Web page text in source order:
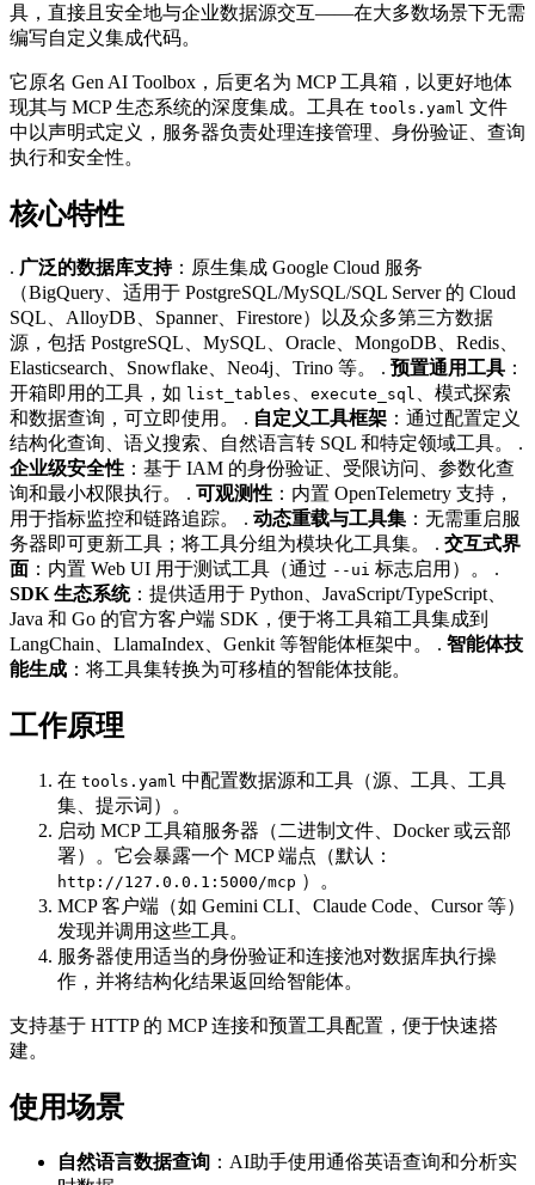
具，直接且安全地与企业数据源交互——在大多数场景下无需
编写自定义集成代码。
它原名 Gen AI Toolbox，后更名为 MCP 工具箱，以更好地体
现其与 MCP 生态系统的深度集成。工具在 tools.yaml 文件
中以声明式定义，服务器负责处理连接管理、身份验证、查询
执行和安全性。
核心特性
. 广泛的数据库支持：原生集成 Google Cloud 服务
（BigQuery、适用于 PostgreSQL/MySQL/SQL Server 的 Cloud
SQL、AlloyDB、Spanner、Firestore）以及众多第三方数据
源，包括 PostgreSQL、MySQL、Oracle、MongoDB、Redis、
Elasticsearch、Snowflake、Neo4j、Trino 等。 . 预置通用工具 ：
开箱即用的工具，如 list_tables 、 execute_sql 、模式探索
和数据查询，可立即使用。 . 自定义工具框架 ：通过配置定义
结构化查询、语义搜索、自然语言转 SQL 和特定领域工具。 .
企业级安全性 ：基于 IAM 的身份验证、受限访问、参数化查
询和最小权限执行。 . 可观测性 ：内置 OpenTelemetry 支持，
用于指标监控和链路追踪。 . 动态重载与工具集 ：无需重启服
务器即可更新工具；将工具分组为模块化工具集。 . 交互式界
面 ：内置 Web UI 用于测试工具（通过 --ui 标志启用）。 .
SDK 生态系统：提供适用于 Python、JavaScript/TypeScript、
Java 和 Go 的官方客户端 SDK，便于将工具箱工具集成到
LangChain、LlamaIndex、Genkit 等智能体框架中。 . 智能体技
能生成 ：将工具集转换为可移植的智能体技能。
工作原理
在 tools.yaml 中配置数据源和工具（源、工具、工具
集、提示词）。
启动 MCP 工具箱服务器（二进制文件、Docker 或云部
署）。它会暴露一个 MCP 端点（默认：
http://127.0.0.1:5000/mcp ）。
MCP 客户端（如 Gemini CLI、Claude Code、Cursor 等）
发现并调用这些工具。
服务器使用适当的身份验证和连接池对数据库执行操
作，并将结构化结果返回给智能体。
支持基于 HTTP 的 MCP 连接和预置工具配置，便于快速搭
建。
使用场景
自然语言数据查询 ：AI助手使用通俗英语查询和分析实